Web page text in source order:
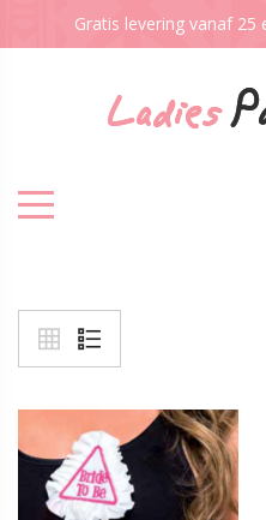
Gratis levering vanaf 25